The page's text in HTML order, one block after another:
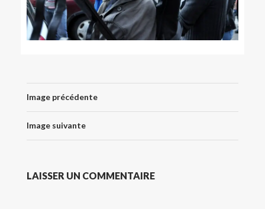
Image précédente
Image suivante
LAISSER UN COMMENTAIRE